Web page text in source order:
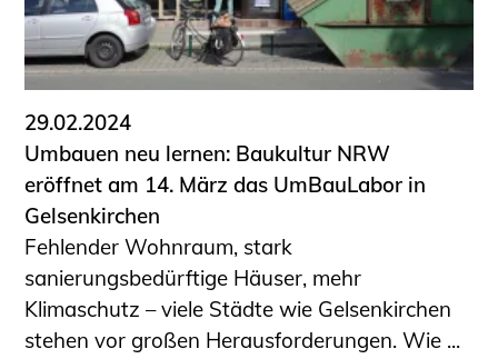
Vereinbarungen mit
Ingenieurkammern
Büronachfolge
Zusatzqualifikationen
Geschützter Bereich
Informationen für Auftraggeber und
Verbraucher
Ingenieursuche (Mitglieder der IK-Bau
NRW)
Fachlisten
Bauherren-ABC
29.02.2024
Umbauen neu lernen: Baukultur NRW
eröffnet am 14. März das UmBauLabor in
Gelsenkirchen
Fehlender Wohnraum, stark
sanierungsbedürftige Häuser, mehr
Klimaschutz – viele Städte wie Gelsenkirchen
stehen vor großen Herausforderungen. Wie ...